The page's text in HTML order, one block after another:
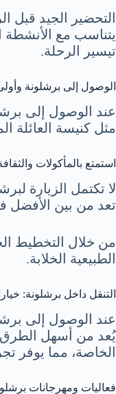
التحضير الجيد قبل
يتناسب مع الأنشطة
تيسير الرحلة.
الوصول إلى برشلونة
عند الوصول إلى
مثل كنيسة
استمتع بالمأكولات
لا تكتمل الزيارة
تعد من بين الأفضل
من خلال التخطيط
الطبيعية الخلابة.
التنقل داخل برشلونة:
عند الوصول إلى
يُعد من أسهل الطرق
الخاصة، مما يوفر
فعاليات ومهرجانات